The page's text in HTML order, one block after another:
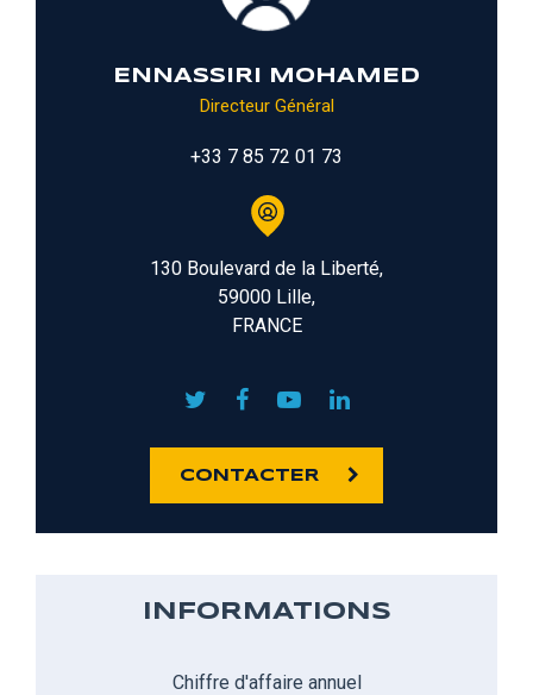
ENNASSIRI MOHAMED
Directeur Général
+33 7 85 72 01 73
130 Boulevard de la Liberté,
59000 Lille,
FRANCE
CONTACTER
INFORMATIONS
Chiffre d'affaire annuel